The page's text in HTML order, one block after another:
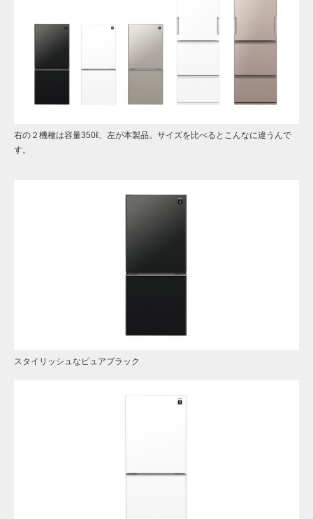
右の２機種は容量350ℓ、左が本製品。サイズを比べるとこんなに違うんで
す。
スタイリッシュなピュアブラック